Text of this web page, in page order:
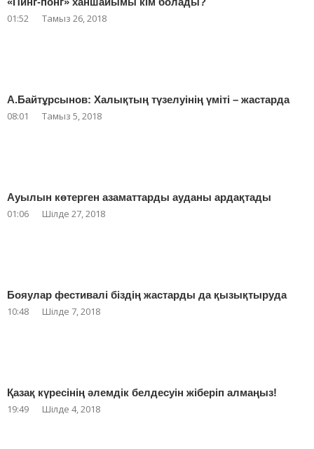
01:52 Тамыз 26, 2018
А.Байтұрсынов: Халықтың түзелуінің үміті – жастарда
08:01 Тамыз 5, 2018
Ауылын көтерген азаматтарды ауданы ардақтады
01:06 Шілде 27, 2018
Бояулар фестивалі біздің жастарды да қызықтыруда
10:48 Шілде 7, 2018
Қазақ күресінің әлемдік белдесуін жіберіп алмаңыз!
19:49 Шілде 4, 2018